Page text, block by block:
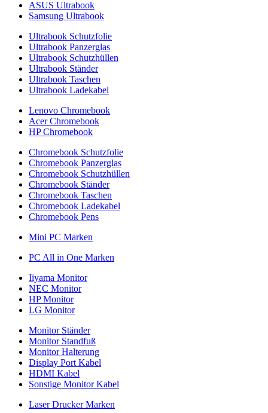
ASUS Ultrabook
Samsung Ultrabook
Ultrabook Schutzfolie
Ultrabook Panzerglas
Ultrabook Schutzhüllen
Ultrabook Ständer
Ultrabook Taschen
Ultrabook Ladekabel
Lenovo Chromebook
Acer Chromebook
HP Chromebook
Chromebook Schutzfolie
Chromebook Panzerglas
Chromebook Schutzhüllen
Chromebook Ständer
Chromebook Taschen
Chromebook Ladekabel
Chromebook Pens
Mini PC Marken
PC All in One Marken
Iiyama Monitor
NEC Monitor
HP Monitor
LG Monitor
Monitor Ständer
Monitor Standfuß
Monitor Halterung
Display Port Kabel
HDMI Kabel
Sonstige Monitor Kabel
Laser Drucker Marken